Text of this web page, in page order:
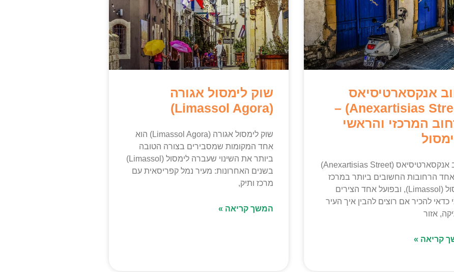
אנקסארטיסיאס
(Anexartisias Street) –
המרכזי והראשי
רחוב אנקסארטיסיאס (Anexartisias Street)
הרחובות החשובים ביותר במרכז
לימסול (Limassol), ובפועל אחד הצירים
כדאי להכיר אם רוצים להבין איך העיר
אזור
קריאה »
שוק לימסול אגורה
(Limassol Agora)
שוק לימסול אגורה (Limassol Agora) הוא
אחד המקומות שמסבירים בצורה הטובה
ביותר את השינוי שעברה לימסול (Limassol)
בשנים האחרונות: מעיר נמל קפריסאית עם
מרכז ותיק,
המשך קריאה »